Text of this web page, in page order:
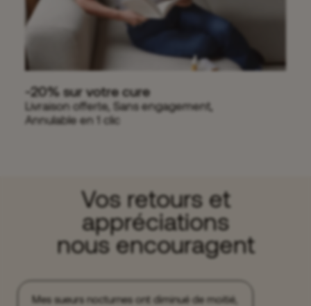
-20% sur votre cure
Livraison offerte, Sans engagement,
Annulable en 1 clic
Vos retours et
appréciations
nous encouragent
Mes sueurs nocturnes ont diminué de moitié,